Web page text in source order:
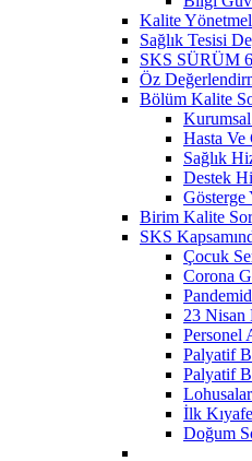
Kalite
Sağlık Tesisi
SKS SÜRÜM 6
Öz
Bölüm Kalite
Hasta Ve
Sağlık
Destek
Gösterge
Birim Kalite
SKS
Çocuk
Corona
23 Nisan
Personel
Palyatif
Palyatif
İlk
Doğum